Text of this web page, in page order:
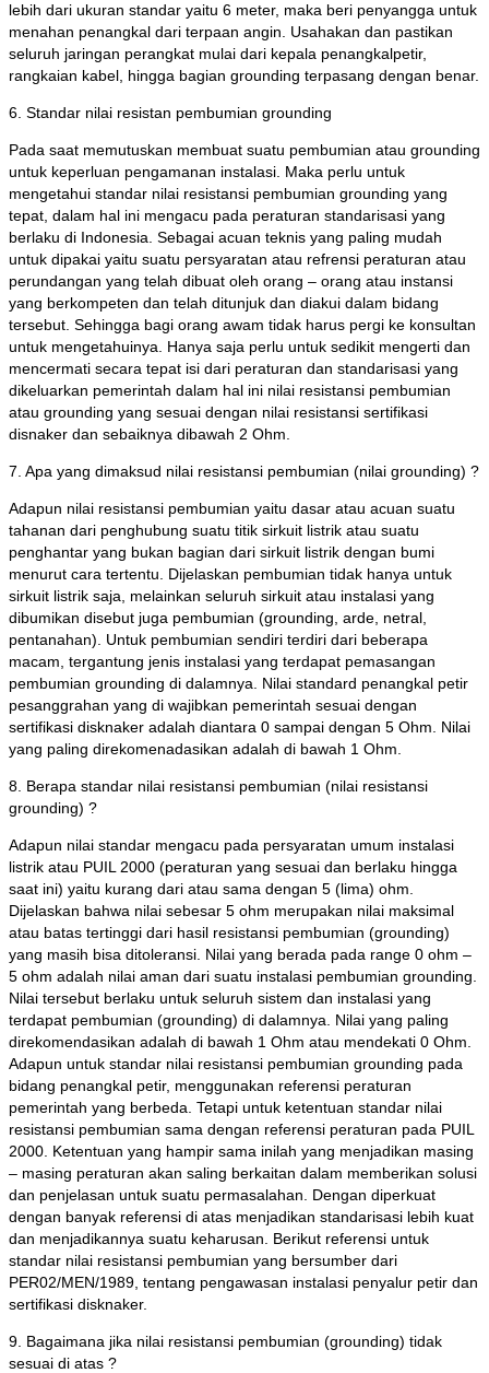
lebih dari ukuran standar yaitu 6 meter, maka beri penyangga untuk
menahan penangkal dari terpaan angin. Usahakan dan pastikan
seluruh jaringan perangkat mulai dari kepala penangkalpetir,
rangkaian kabel, hingga bagian grounding terpasang dengan benar.
6. Standar nilai resistan pembumian grounding
Pada saat memutuskan membuat suatu pembumian atau grounding
untuk keperluan pengamanan instalasi. Maka perlu untuk
mengetahui standar nilai resistansi pembumian grounding yang
tepat, dalam hal ini mengacu pada peraturan standarisasi yang
berlaku di Indonesia. Sebagai acuan teknis yang paling mudah
untuk dipakai yaitu suatu persyaratan atau refrensi peraturan atau
perundangan yang telah dibuat oleh orang – orang atau instansi
yang berkompeten dan telah ditunjuk dan diakui dalam bidang
tersebut. Sehingga bagi orang awam tidak harus pergi ke konsultan
untuk mengetahuinya. Hanya saja perlu untuk sedikit mengerti dan
mencermati secara tepat isi dari peraturan dan standarisasi yang
dikeluarkan pemerintah dalam hal ini nilai resistansi pembumian
atau grounding yang sesuai dengan nilai resistansi sertifikasi
disnaker dan sebaiknya dibawah 2 Ohm.
7. Apa yang dimaksud nilai resistansi pembumian (nilai grounding) ?
Adapun nilai resistansi pembumian yaitu dasar atau acuan suatu
tahanan dari penghubung suatu titik sirkuit listrik atau suatu
penghantar yang bukan bagian dari sirkuit listrik dengan bumi
menurut cara tertentu. Dijelaskan pembumian tidak hanya untuk
sirkuit listrik saja, melainkan seluruh sirkuit atau instalasi yang
dibumikan disebut juga pembumian (grounding, arde, netral,
pentanahan). Untuk pembumian sendiri terdiri dari beberapa
macam, tergantung jenis instalasi yang terdapat pemasangan
pembumian grounding di dalamnya. Nilai standard penangkal petir
pesanggrahan yang di wajibkan pemerintah sesuai dengan
sertifikasi disknaker adalah diantara 0 sampai dengan 5 Ohm. Nilai
yang paling direkomenadasikan adalah di bawah 1 Ohm.
8. Berapa standar nilai resistansi pembumian (nilai resistansi
grounding) ?
Adapun nilai standar mengacu pada persyaratan umum instalasi
listrik atau PUIL 2000 (peraturan yang sesuai dan berlaku hingga
saat ini) yaitu kurang dari atau sama dengan 5 (lima) ohm.
Dijelaskan bahwa nilai sebesar 5 ohm merupakan nilai maksimal
atau batas tertinggi dari hasil resistansi pembumian (grounding)
yang masih bisa ditoleransi. Nilai yang berada pada range 0 ohm –
5 ohm adalah nilai aman dari suatu instalasi pembumian grounding.
Nilai tersebut berlaku untuk seluruh sistem dan instalasi yang
terdapat pembumian (grounding) di dalamnya. Nilai yang paling
direkomendasikan adalah di bawah 1 Ohm atau mendekati 0 Ohm.
Adapun untuk standar nilai resistansi pembumian grounding pada
bidang penangkal petir, menggunakan referensi peraturan
pemerintah yang berbeda. Tetapi untuk ketentuan standar nilai
resistansi pembumian sama dengan referensi peraturan pada PUIL
2000. Ketentuan yang hampir sama inilah yang menjadikan masing
– masing peraturan akan saling berkaitan dalam memberikan solusi
dan penjelasan untuk suatu permasalahan. Dengan diperkuat
dengan banyak referensi di atas menjadikan standarisasi lebih kuat
dan menjadikannya suatu keharusan. Berikut referensi untuk
standar nilai resistansi pembumian yang bersumber dari
PER02/MEN/1989, tentang pengawasan instalasi penyalur petir dan
sertifikasi disknaker.
9. Bagaimana jika nilai resistansi pembumian (grounding) tidak
sesuai di atas ?